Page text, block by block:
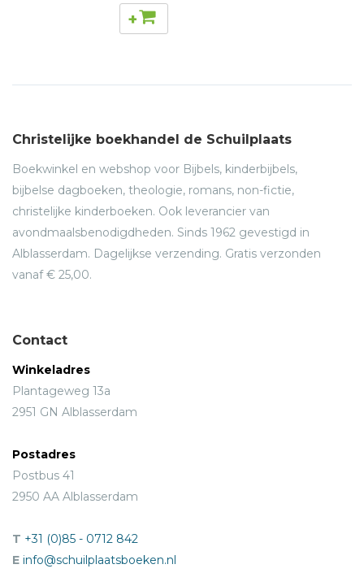
+
Christelijke boekhandel de Schuilplaats
Boekwinkel en webshop voor Bijbels, kinderbijbels,
bijbelse dagboeken, theologie, romans, non-fictie,
christelijke kinderboeken. Ook leverancier van
avondmaalsbenodigdheden. Sinds 1962 gevestigd in
Alblasserdam. Dagelijkse verzending. Gratis verzonden
vanaf € 25,00.
Contact
Winkeladres
Plantageweg 13a
2951 GN Alblasserdam
Postadres
Postbus 41
2950 AA Alblasserdam
T +31 (0)85 - 0712 842
E info@schuilplaatsboeken.nl